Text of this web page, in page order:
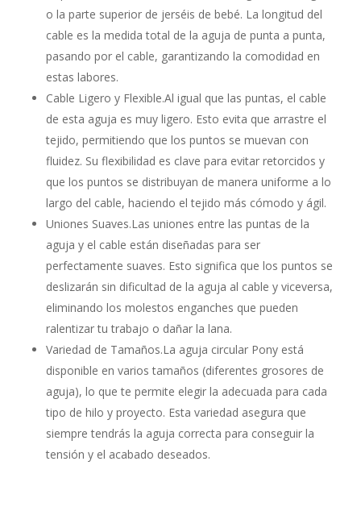
o la parte superior de jerséis de bebé. La longitud del
cable es la medida total de la aguja de punta a punta,
pasando por el cable, garantizando la comodidad en
estas labores.
Cable Ligero y Flexible.Al igual que las puntas, el cable
de esta aguja es muy ligero. Esto evita que arrastre el
tejido, permitiendo que los puntos se muevan con
fluidez. Su flexibilidad es clave para evitar retorcidos y
que los puntos se distribuyan de manera uniforme a lo
largo del cable, haciendo el tejido más cómodo y ágil.
Uniones Suaves.Las uniones entre las puntas de la
aguja y el cable están diseñadas para ser
perfectamente suaves. Esto significa que los puntos se
deslizarán sin dificultad de la aguja al cable y viceversa,
eliminando los molestos enganches que pueden
ralentizar tu trabajo o dañar la lana.
Variedad de Tamaños.La aguja circular Pony está
disponible en varios tamaños (diferentes grosores de
aguja), lo que te permite elegir la adecuada para cada
tipo de hilo y proyecto. Esta variedad asegura que
siempre tendrás la aguja correcta para conseguir la
tensión y el acabado deseados.